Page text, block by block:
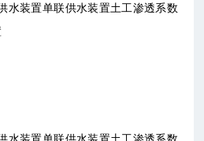
水装置单联供水装置土工渗透系数